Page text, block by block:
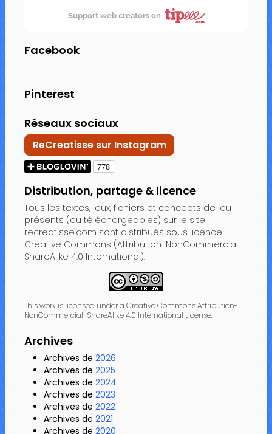
Support web creators on
Facebook
Pinterest
Réseaux sociaux
ReCreatisse sur Instagram
Distribution, partage & licence
Tous les textes, jeux, fichiers et concepts de jeu
présents (ou téléchargeables) sur le site
recreatisse.com sont distribués sous licence
Creative Commons (Attribution-NonCommercial-
ShareAlike 4.0 International).
This work is licensed under a Creative Commons Attribution-
NonCommercial-ShareAlike 4.0 International License.
Archives
Archives de 2026
Archives de 2025
Archives de 2024
Archives de 2023
Archives de 2022
Archives de 2021
Archives de 2020